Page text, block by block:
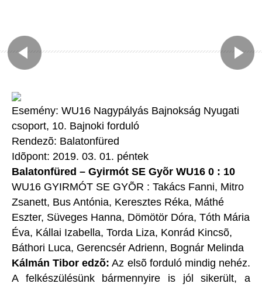
Esemény: WU16 Nagypályás Bajnokság Nyugati
csoport, 10. Bajnoki forduló
Rendezõ: Balatonfüred
Idõpont: 2019. 03. 01. péntek
Balatonfüred – Gyirmót SE Gyõr WU16 0 : 10
WU16 GYIRMÓT SE GYÕR : Takács Fanni, Mitro
Zsanett, Bus Antónia, Keresztes Réka, Máthé
Eszter, Süveges Hanna, Dömötör Dóra, Tóth Mária
Éva, Kállai Izabella, Torda Liza, Konrád Kincsõ,
Báthori Luca, Gerencsér Adrienn, Bognár Melinda
Kálmán Tibor edzõ: Az elsõ forduló mindig nehéz.
A felkészülésünk bármennyire is jól sikerült, a